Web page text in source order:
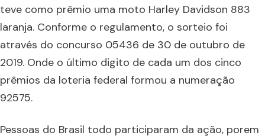
teve como prêmio uma moto Harley Davidson 883
laranja. Conforme o regulamento, o sorteio foi
através do concurso 05436 de 30 de outubro de
2019. Onde o último digito de cada um dos cinco
prêmios da loteria federal formou a numeração
92575.
Pessoas do Brasil todo participaram da ação, porem